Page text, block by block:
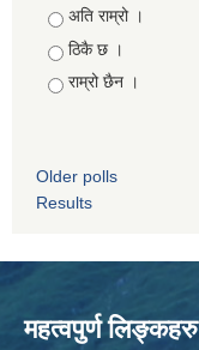
Choices
अति राम्रो ।
ठिकै छ ।
राम्रो छैन ।
Older polls
Results
महत्वपुर्ण लिङ्कहरु